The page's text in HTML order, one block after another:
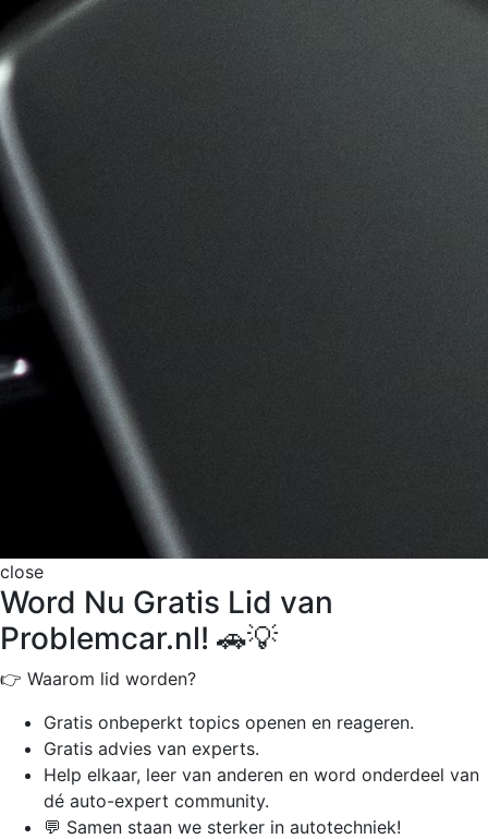
close
Word Nu Gratis Lid van
Problemcar.nl! 🚗💡
👉 Waarom lid worden?
Gratis onbeperkt topics openen en reageren.
Gratis advies van experts.
Help elkaar, leer van anderen en word onderdeel van
dé auto-expert community.
💬 Samen staan we sterker in autotechniek!